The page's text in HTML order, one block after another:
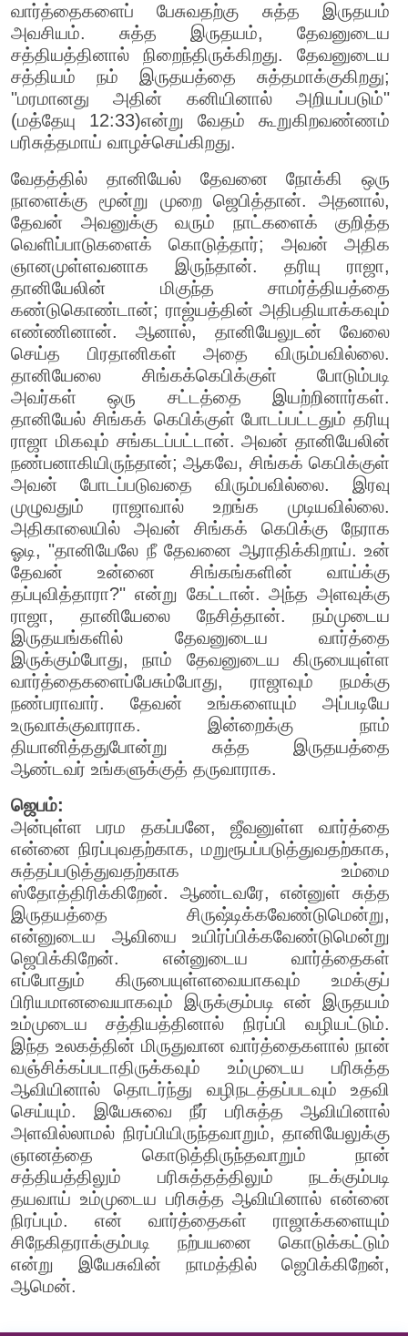
வார்த்தைகளைப் பேசுவதற்கு சுத்த இருதயம்
அவசியம். சுத்த இருதயம், தேவனுடைய
சத்தியத்தினால் நிறைந்திருக்கிறது. தேவனுடைய
சத்தியம் நம் இருதயத்தை சுத்தமாக்குகிறது;
"மரமானது அதின் கனியினால் அறியப்படும்"
(மத்தேயு 12:33)என்று வேதம் கூறுகிறவண்ணம்
பரிசுத்தமாய் வாழச்செய்கிறது.
வேதத்தில் தானியேல் தேவனை நோக்கி ஒரு
நாளைக்கு மூன்று முறை ஜெபித்தான். அதனால்,
தேவன் அவனுக்கு வரும் நாட்களைக் குறித்த
வெளிப்பாடுகளைக் கொடுத்தார்; அவன் அதிக
ஞானமுள்ளவனாக இருந்தான். தரியு ராஜா,
தானியேலின் மிகுந்த சாமர்த்தியத்தை
கண்டுகொண்டான்; ராஜ்யத்தின் அதிபதியாக்கவும்
எண்ணினான். ஆனால், தானியேலுடன் வேலை
செய்த பிரதானிகள் அதை விரும்பவில்லை.
தானியேலை சிங்கக்கெபிக்குள் போடும்படி
அவர்கள் ஒரு சட்டத்தை இயற்றினார்கள்.
தானியேல் சிங்கக் கெபிக்குள் போடப்பட்டதும் தரியு
ராஜா மிகவும் சங்கடப்பட்டான். அவன் தானியேலின்
நண்பனாகியிருந்தான்; ஆகவே, சிங்கக் கெபிக்குள்
அவன் போடப்படுவதை விரும்பவில்லை. இரவு
முழுவதும் ராஜாவால் உறங்க முடியவில்லை.
அதிகாலையில் அவன் சிங்கக் கெபிக்கு நேராக
ஓடி, "தானியேலே நீ தேவனை ஆராதிக்கிறாய். உன்
தேவன் உன்னை சிங்கங்களின் வாய்க்கு
தப்புவித்தாரா?" என்று கேட்டான். அந்த அளவுக்கு
ராஜா, தானியேலை நேசித்தான். நம்முடைய
இருதயங்களில் தேவனுடைய வார்த்தை
இருக்கும்போது, நாம் தேவனுடைய கிருபையுள்ள
வார்த்தைகளைப்பேசும்போது, ராஜாவும் நமக்கு
நண்பராவார். தேவன் உங்களையும் அப்படியே
உருவாக்குவாராக. இன்றைக்கு நாம்
தியானித்ததுபோன்று சுத்த இருதயத்தை
ஆண்டவர் உங்களுக்குத் தருவாராக.
ஜெபம்:
அன்புள்ள பரம தகப்பனே, ஜீவனுள்ள வார்த்தை
என்னை நிரப்புவதற்காக, மறுரூபப்படுத்துவதற்காக,
சுத்தப்படுத்துவதற்காக உம்மை
ஸ்தோத்திரிக்கிறேன். ஆண்டவரே, என்னுள் சுத்த
இருதயத்தை சிருஷ்டிக்கவேண்டுமென்று,
என்னுடைய ஆவியை உயிர்ப்பிக்கவேண்டுமென்று
ஜெபிக்கிறேன். என்னுடைய வார்த்தைகள்
எப்போதும் கிருபையுள்ளவையாகவும் உமக்குப்
பிரியமானவையாகவும் இருக்கும்படி என் இருதயம்
உம்முடைய சத்தியத்தினால் நிரப்பி வழியட்டும்.
இந்த உலகத்தின் மிருதுவான வார்த்தைகளால் நான்
வஞ்சிக்கப்படாதிருக்கவும் உம்முடைய பரிசுத்த
ஆவியினால் தொடர்ந்து வழிநடத்தப்படவும் உதவி
செய்யும். இயேசுவை நீர் பரிசுத்த ஆவியினால்
அளவில்லாமல் நிரப்பியிருந்தவாறும், தானியேலுக்கு
ஞானத்தை கொடுத்திருந்தவாறும் நான்
சத்தியத்திலும் பரிசுத்தத்திலும் நடக்கும்படி
தயவாய் உம்முடைய பரிசுத்த ஆவியினால் என்னை
நிரப்பும். என் வார்த்தைகள் ராஜாக்களையும்
சிநேகிதராக்கும்படி நற்பயனை கொடுக்கட்டும்
என்று இயேசுவின் நாமத்தில் ஜெபிக்கிறேன்,
ஆமென்.